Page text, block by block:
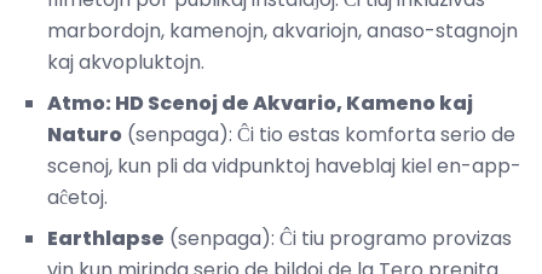
marbordojn, kamenojn, akvariojn, anaso-stagnojn
kaj akvopluktojn.
Atmo: HD Scenoj de Akvario, Kameno kaj
Naturo (senpaga): Ĉi tio estas komforta serio de
scenoj, kun pli da vidpunktoj haveblaj kiel en-app-
aĉetoj.
Earthlapse (senpaga): Ĉi tiu programo provizas